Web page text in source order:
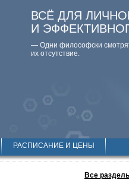
ВСЁ ДЛЯ
И
— Одни философски
их отсутствие.
РАСПИСАНИЕ И ЦЕНЫ
Все